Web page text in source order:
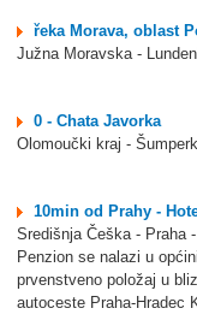
řeka Morava, oblast
Južna Moravska -
0 - Chata Javorka
Olomoučki kraj -
10min od Prahy -
Središnja Češka - Praha
Penzion se nalazi u
prvenstveno položaj u
autoceste Praha-Hradec